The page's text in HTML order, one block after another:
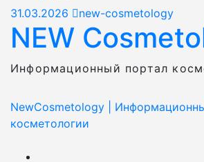
31.03.2026 new-cosmetology
NEW
Информационный портал
NewCosmetology
косметологии